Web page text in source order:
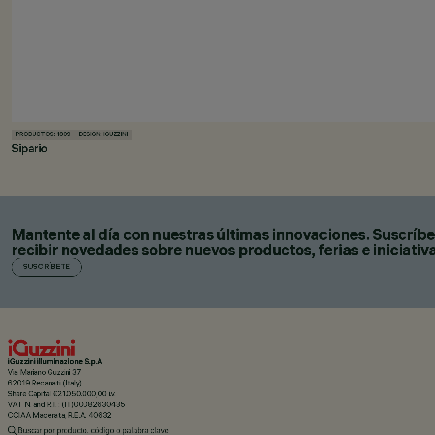
PRODUCTOS: 1809 DESIGN: IGUZZINI
Sipario
Mantente al día con nuestras últimas innovaciones.
recibir novedades sobre nuevos productos, ferias e
SUSCRÍBETE
iGuzzini illuminazione S.p.A
Via Mariano Guzzini 37
62019 Recanati (Italy)
Share Capital €21.050.000,00 i.v.
VAT N. and R.I. : (IT)00082630435
CCIAA Macerata, R.E.A. 40632